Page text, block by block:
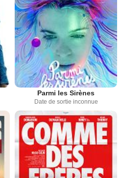
Parmi les Sirènes
Date de sortie inconnue